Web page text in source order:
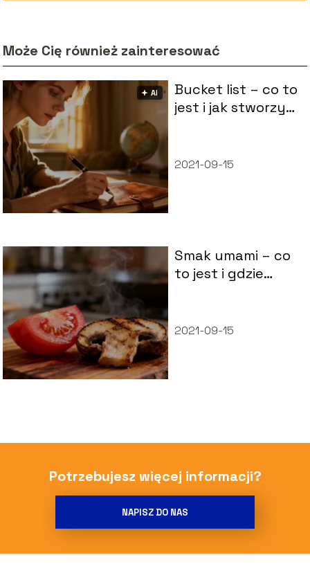
Może Cię również zainteresować
🟅 AI
Bucket list – co to
jest i jak stworzyć
2021-09-15
Smak umami – co
to jest i gdzie
2021-09-15
Potrzebujesz więcej informacji?
NAPISZ DO NAS